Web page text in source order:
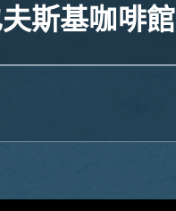
斯基咖啡館